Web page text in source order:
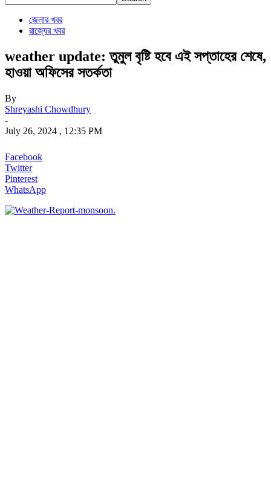
জেলার খবর
রাজ্যের খবর
weather update: তুমুল বৃষ্টি হবে এই সপ্তাহের শেষে,
হাওয়া অফিসের সতর্কতা
By
Shreyashi Chowdhury
-
July 26, 2024 , 12:35 PM
Facebook
Twitter
Pinterest
WhatsApp